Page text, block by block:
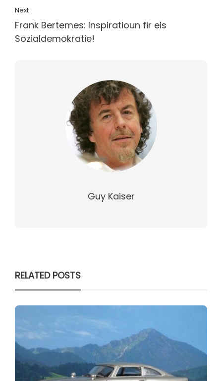
Next
Frank Bertemes: Inspiratioun fir eis
Sozialdemokratie!
Guy Kaiser
RELATED POSTS